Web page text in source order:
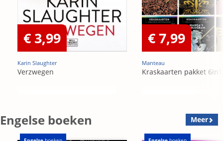
€ 3,99
Karin Slaughter
Verzwegen
€ 7,99
Manteau
Kraskaarten pakket 6in1
Engelse boeken Meer